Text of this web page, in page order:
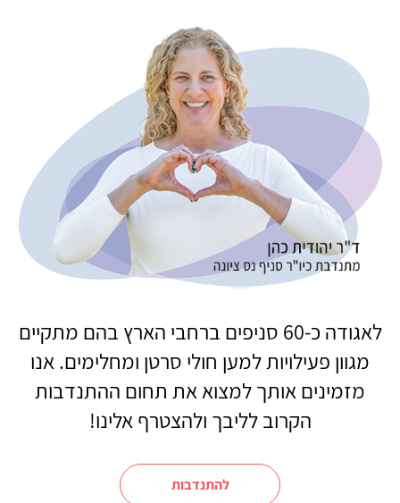
לאגודה כ-60 סניפים ברחבי הארץ בהם מתקיים
מגוון פעילויות למען חולי סרטן ומחלימים. אנו
מזמינים אותך למצוא את תחום ההתנדבות
הקרוב לליבך ולהצטרף אלינו!
להתנדבות